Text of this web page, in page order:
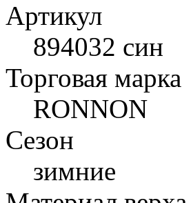
Артикул
894032 син
Торговая марка
RONNON
Сезон
зимние